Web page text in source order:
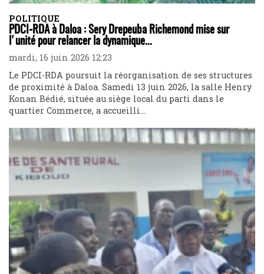
POLITIQUE
PDCI-RDA à Daloa : Sery Drepeuba Richemond mise sur
l'unité pour relancer la dynamique...
mardi, 16 juin 2026 12:23
Le PDCI-RDA poursuit la réorganisation de ses structures
de proximité à Daloa. Samedi 13 juin 2026, la salle Henry
Konan Bédié, située au siège local du parti dans le
quartier Commerce, a accueilli...